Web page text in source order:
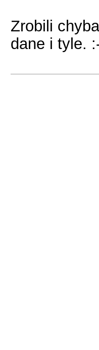
Zrobili
dane i tyle.